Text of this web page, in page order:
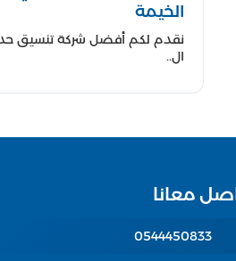
الخيمة
نقدم لكم أفضل شركة تنسيق
ال..
معانا
0544450833